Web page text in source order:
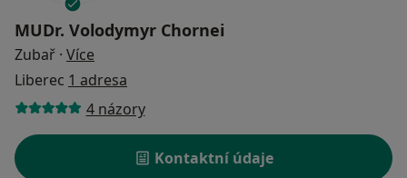
MUDr. Volodymyr Chornei
Zubař · Více
Liberec 1 adresa
4 názory
Kontaktní údaje